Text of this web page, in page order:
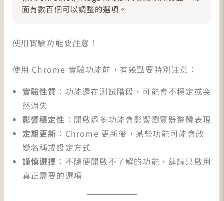
面有數百個可以調整的選項。
使用實驗功能要注意！
使用 Chrome 實驗功能前，有幾點要特別注意：
實驗性質 ：功能還在測試階段，可能會不穩定或突
然消失
影響穩定性 ：開啟過多功能會影響瀏覽器整體表現
定期更新 ：Chrome 更新後，某些功能可能會改
變名稱或設定方式
謹慎選擇 ：不隨便開啟不了解的功能，建議只啟用
真正需要的選項